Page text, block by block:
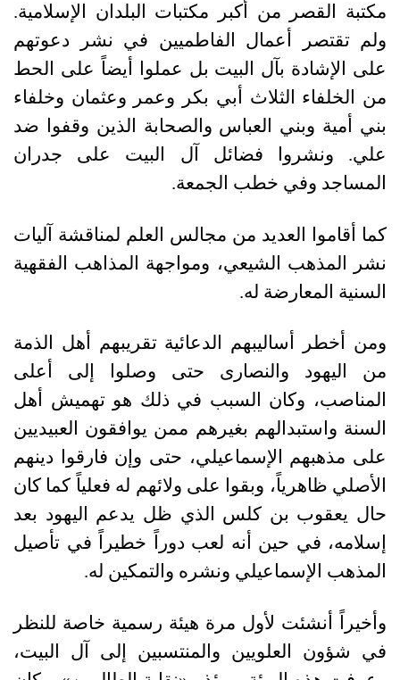
مكتبة القصر من أكبر مكتبات البلدان الإسلامية.
ولم تقتصر أعمال الفاطميين في نشر دعوتهم
على الإشادة بآل البيت بل عملوا أيضاً على الحط
من الخلفاء الثلاث أبي بكر وعمر وعثمان وخلفاء
بني أمية وبني العباس والصحابة الذين وقفوا ضد
علي. ونشروا فضائل آل البيت على جدران
المساجد وفي خطب الجمعة.
كما أقاموا العديد من مجالس العلم لمناقشة آليات
نشر المذهب الشيعي، ومواجهة المذاهب الفقهية
السنية المعارضة له.
ومن أخطر أساليبهم الدعائية تقريبهم أهل الذمة
من اليهود والنصارى حتى وصلوا إلى أعلى
المناصب، وكان السبب في ذلك هو تهميش أهل
السنة واستبدالهم بغيرهم ممن يوافقون العبيديين
على مذهبهم الإسماعيلي، حتى وإن فارقوا دينهم
الأصلي ظاهرياً، وبقوا على ولائهم له فعلياً كما كان
حال يعقوب بن كلس الذي ظل يدعم اليهود بعد
إسلامه، في حين أنه لعب دوراً خطيراً في تأصيل
المذهب الإسماعيلي ونشره والتمكين له.
وأخيراً أنشئت لأول مرة هيئة رسمية خاصة للنظر
في شؤون العلويين والمنتسبين إلى آل البيت،